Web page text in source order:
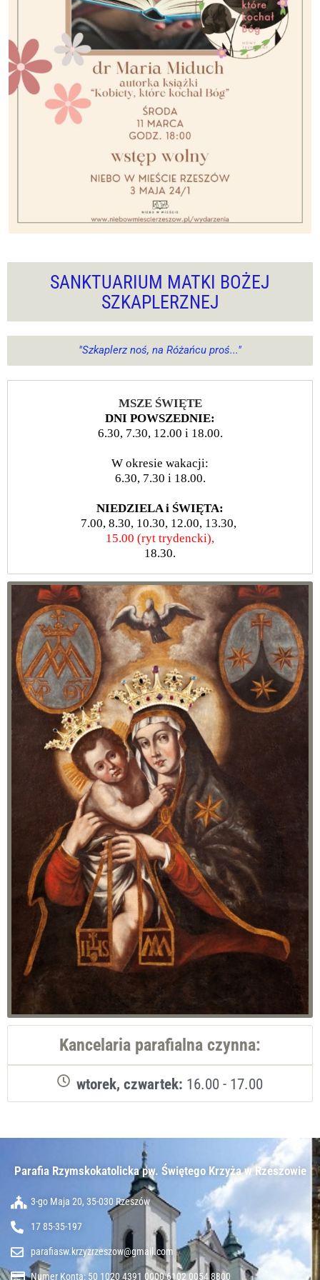
SANKTUARIUM MATKI BOŻEJ
SZKAPLERZNEJ
"Szkaplerz noś, na Różańcu proś..."
MSZE ŚWIĘTE
DNI POWSZEDNIE:
6.30, 7.30, 12.00 i 18.00.
W okresie wakacji:
6.30, 7.30 i 18.00.
NIEDZIELA i ŚWIĘTA:
7.00, 8.30, 10.30, 12.00, 13.30,
15.00 (ryt trydencki),
18.30.
Kancelaria parafialna czynna:
wtorek, czwartek: 16.00 - 17.00
Parafia Rzymskokatolicka pw. Świętego Krzyża w Rzeszowie​
3-go Maja 20, 35-030 Rzeszów
17 85-35-197
parafiasw.krzyzrzeszow@gmail.com
Numer Konta: 50 1020 4391 0000 6102 0054 8800